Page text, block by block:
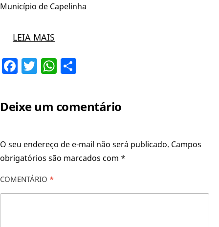
Município de Capelinha
LEIA MAIS
Facebook
TwitterWhatsApp
Deixe um comentário
O seu endereço de e-mail não será publicado. Campos
obrigatórios são marcados com *
COMENTÁRIO *